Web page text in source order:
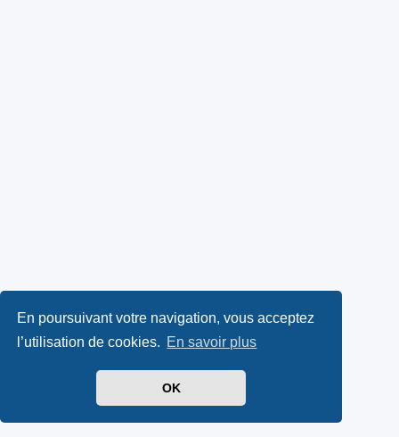
En poursuivant votre navigation, vous acceptez
l’utilisation de cookies. En savoir plus
OK